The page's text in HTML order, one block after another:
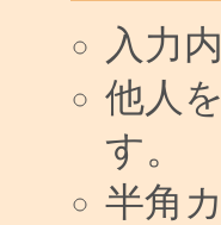
入力
他人
す。
半角